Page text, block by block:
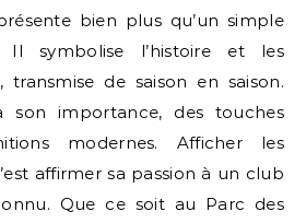
bien plus qu’un simple
Il symbolise l’histoire et les
transmise de saison en saison.
son importance, des touches
modernes. Afficher les
affirmer sa passion à un club
Que ce soit au Parc des